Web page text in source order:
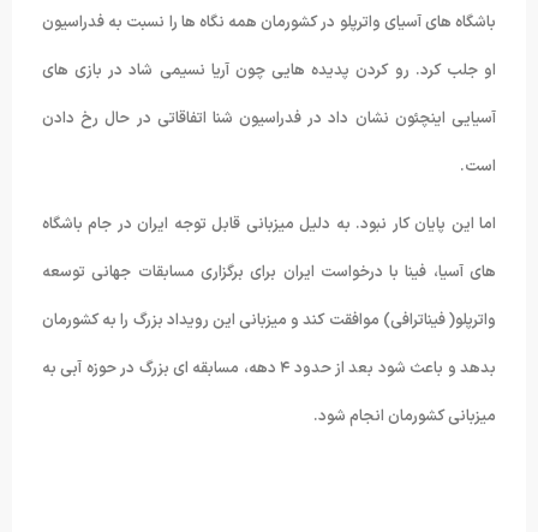
باشگاه های آسیای واترپلو در کشورمان همه نگاه ها را نسبت به فدراسیون
او جلب کرد. رو کردن پدیده هایی چون آریا نسیمی شاد در بازی های
آسیایی اینچئون نشان داد در فدراسیون شنا اتفاقاتی در حال رخ دادن
است.
اما این پایان کار نبود. به دلیل میزبانی قابل توجه ایران در جام باشگاه
های آسیا، فینا با درخواست ایران برای برگزاری مسابقات جهانی توسعه
واترپلو( فیناترافی) موافقت کند و میزبانی این رویداد بزرگ را به کشورمان
بدهد و باعث شود بعد از حدود ۴ دهه، مسابقه ای بزرگ در حوزه آبی به
میزبانی کشورمان انجام شود.